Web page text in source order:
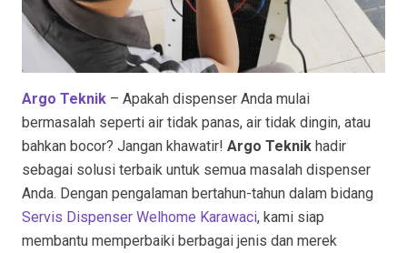
Argo Teknik – Apakah dispenser Anda mulai
bermasalah seperti air tidak panas, air tidak dingin, atau
bahkan bocor? Jangan khawatir! Argo Teknik hadir
sebagai solusi terbaik untuk semua masalah dispenser
Anda. Dengan pengalaman bertahun-tahun dalam bidang
Servis Dispenser Welhome Karawaci, kami siap
membantu memperbaiki berbagai jenis dan merek